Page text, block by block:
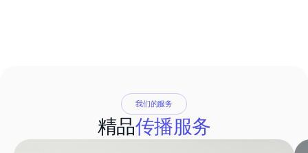
我们的服务
精品传播服务